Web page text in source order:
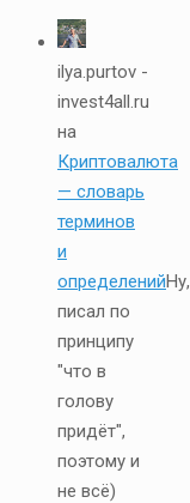
ilya.purtov -
invest4all.ru
на
Криптовалюта
— словарь
терминов
и
определенийНу,
писал по
принципу
"что в
голову
придёт",
поэтому и
не всё)